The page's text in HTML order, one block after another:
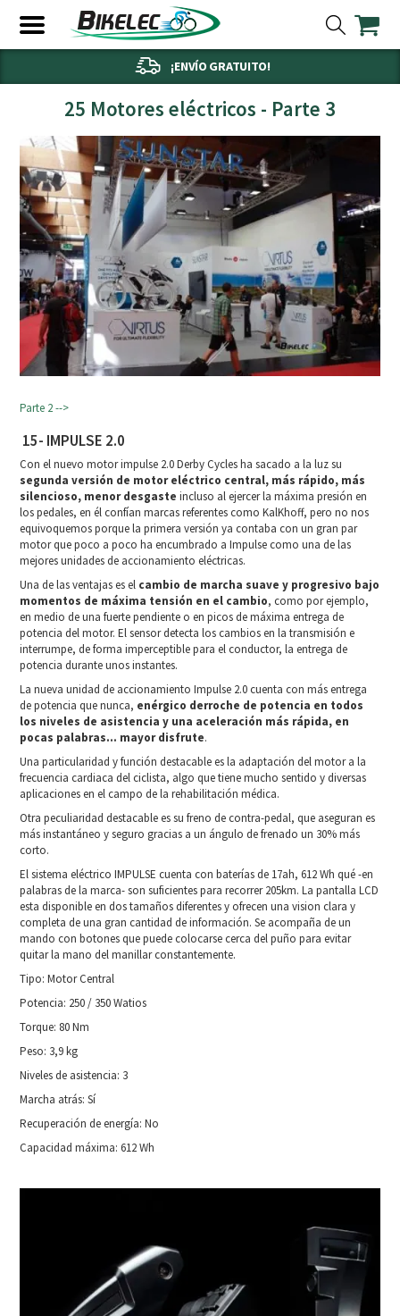
¡ENVÍO GRATUITO!
25 Motores eléctricos - Parte 3
Parte 2 -->
15- IMPULSE 2.0
Con el nuevo motor impulse 2.0 Derby Cycles ha sacado a la luz su
segunda versión de motor eléctrico central, más rápido, más
silencioso, menor desgaste incluso al ejercer la máxima presión en
los pedales, en él confían marcas referentes como KalKhoff, pero no nos
equivoquemos porque la primera versión ya contaba con un gran par
motor que poco a poco ha encumbrado a Impulse como una de las
mejores unidades de accionamiento eléctricas.
Una de las ventajas es el cambio de marcha suave y progresivo bajo
momentos de máxima tensión en el cambio, como por ejemplo,
en medio de una fuerte pendiente o en picos de máxima entrega de
potencia del motor. El sensor detecta los cambios en la transmisión e
interrumpe, de forma imperceptible para el conductor, la entrega de
potencia durante unos instantes.
La nueva unidad de accionamiento Impulse 2.0 cuenta con más entrega
de potencia que nunca, enérgico derroche de potencia en todos
los niveles de asistencia y una aceleración más rápida, en
pocas palabras... mayor disfrute.
Una particularidad y función destacable es la adaptación del motor a la
frecuencia cardiaca del ciclista, algo que tiene mucho sentido y diversas
aplicaciones en el campo de la rehabilitación médica.
Otra peculiaridad destacable es su freno de contra-pedal, que aseguran es
más instantáneo y seguro gracias a un ángulo de frenado un 30% más
corto.
El sistema eléctrico IMPULSE cuenta con baterías de 17ah, 612 Wh qué -en
palabras de la marca- son suficientes para recorrer 205km. La pantalla LCD
esta disponible en dos tamaños diferentes y ofrecen una vision clara y
completa de una gran cantidad de información. Se acompaña de un
mando con botones que puede colocarse cerca del puño para evitar
quitar la mano del manillar constantemente.
Tipo: Motor Central
Potencia: 250 / 350 Watios
Torque: 80 Nm
Peso: 3,9 kg
Niveles de asistencia: 3
Marcha atrás: Sí
Recuperación de energía: No
Capacidad máxima: 612 Wh